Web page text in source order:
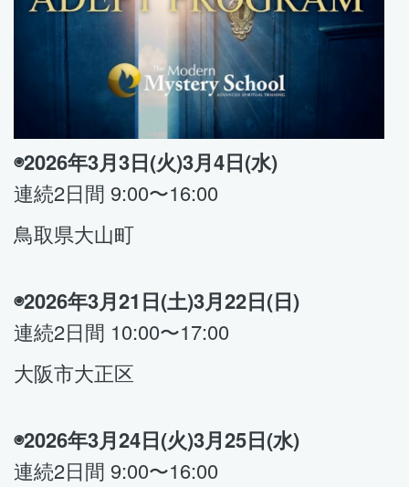
◉2026年3月3日(火)3月4日(水)
連続2日間 9:00〜16:00
鳥取県大山町
◉2026年3月21日(土)3月22日(日)
連続2日間 10:00〜17:00
大阪市大正区
◉2026年3月24日(火)3月25日(水)
連続2日間 9:00〜16:00